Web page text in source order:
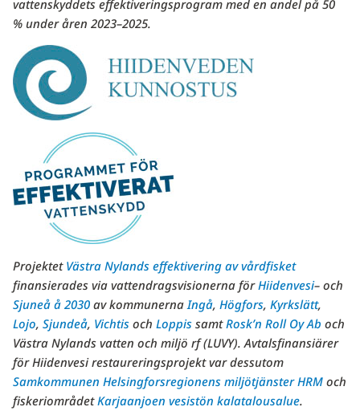
vattenskyddets effektiveringsprogram med en andel på 50
% under åren 2023–2025.
Projektet Västra Nylands effektivering av vårdfisket
finansierades via vattendragsvisionerna förHiidenvesi– och
Sjuneå å 2030av kommunernaIngå, Högfors, Kyrkslätt,
Lojo, Sjundeå, Vichtisoch LoppissamtRosk’n Roll Oy Ab och
Västra Nylands vatten och miljö rf (LUVY). Avtalsfinansiärer
för Hiidenvesi restaureringsprojekt var dessutom
Samkommunen Helsingforsregionens miljötjänster HRMoch
fiskeriområdetKarjaanjoen vesistön kalatalousalue.